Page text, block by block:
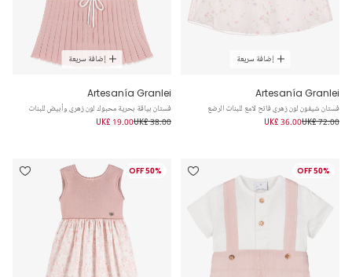
إضافة سريعة
Artesanía Granlei
فستان شيفون لون زهري فاتح لامع للبنات الرضع
UK£ 72.00
UK£ 36.00
إضافة سريعة
Artesanía Granlei
فستان بياقة بحرية محبوك لون زهري وأبيض للبنات
UK£ 38.00
UK£ 19.00
50% OFF
50% OFF